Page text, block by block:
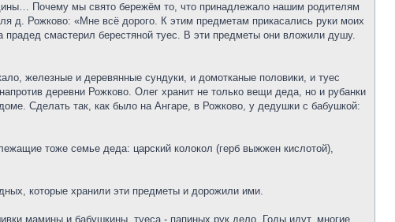
Почему мы свято бережём то, что принадлежало нашим родителям
д. Рожково: «Мне всё дорого. К этим предметам прикасались руки моих
смастерил берестяной туес. В эти предметы они вложили душу.
железные и деревянные сундуки, и домотканые половики, и туес
деревни Рожково. Олег хранит не только вещи деда, но и рубанки
Сделать так, как было на Ангаре, в Рожково, у дедушки с бабушкой:
тоже семье деда: царский колокол (герб выжжен кислотой),
которые хранили эти предметы и дорожили ими.
мамины и бабушкины, туеса - папиных рук дело. Годы идут, многие